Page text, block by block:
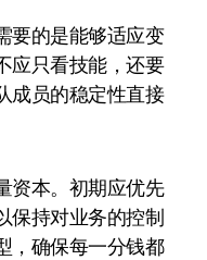
要的是能够适应变
应只看技能，还要
成员的稳定性直接
资本。初期应优先
保持对业务的控制
，确保每一分钱都